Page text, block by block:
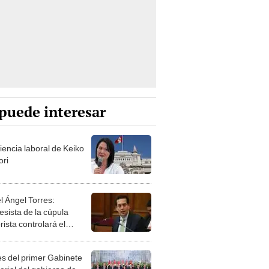
interesar
laboral de Keiko
Ángel Torres:
de la cúpula
controlará el
del primer Gabinete